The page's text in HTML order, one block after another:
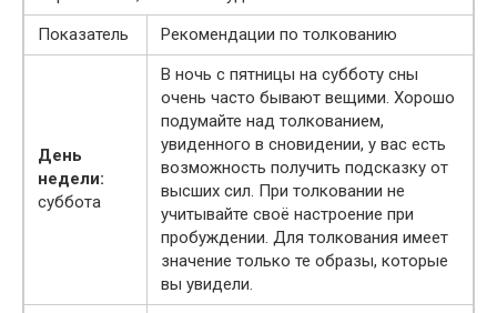
Показатель
Рекомендации по толкованию
День
недели:
суббота
В ночь с пятницы на субботу сны
очень часто бывают вещими. Хорошо
подумайте над толкованием,
увиденного в сновидении, у вас есть
возможность получить подсказку от
высших сил. При толковании не
учитывайте своё настроение при
пробуждении. Для толкования имеет
значение только те образы, которые
вы увидели.